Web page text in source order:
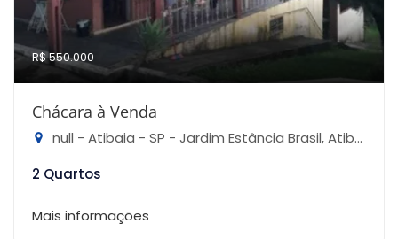
R$ 550.000
Chácara à Venda
null - Atibaia - SP - Jardim Estância Brasil, Atibaia-SP
2 Quartos
Mais informações